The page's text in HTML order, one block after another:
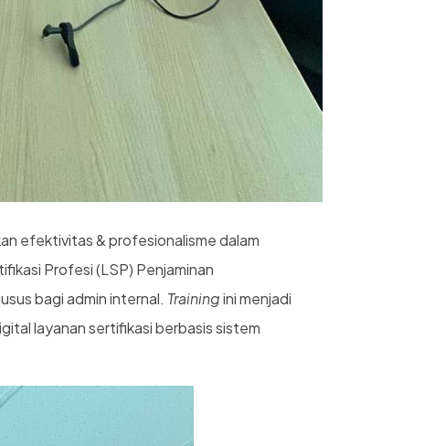
efektivitas & profesionalisme dalam
Profesi (LSP) Penjaminan
bagi admin internal. Trainingini menjadi
layanan sertifikasi berbasis sistem